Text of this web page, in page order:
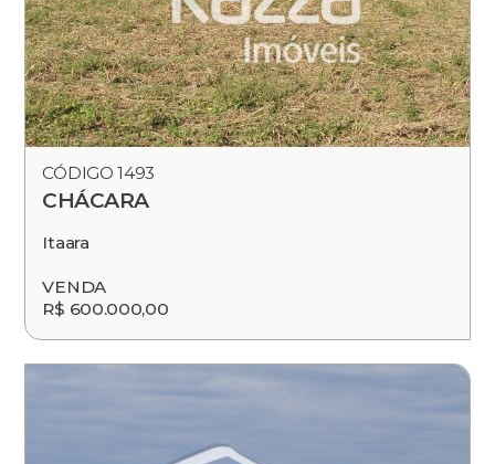
CÓDIGO 1493
CHÁCARA
Itaara
VENDA
R$ 600.000,00